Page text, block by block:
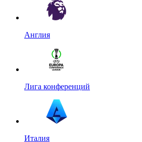
Англия
Лига конференций
Италия